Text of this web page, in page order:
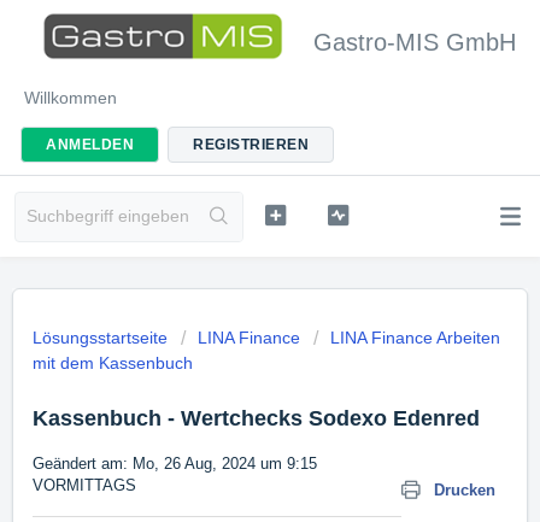
Gastro-MIS GmbH
Willkommen
ANMELDEN REGISTRIEREN
Lösungsstartseite LINA Finance
LINA Finance Arbeiten
mit dem Kassenbuch
Kassenbuch - Wertchecks Sodexo Edenred
Drucken
Geändert am: Mo, 26 Aug, 2024 um 9:15
VORMITTAGS